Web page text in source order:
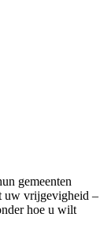
gemeenten
uw vrijgevigheid –
hoe u wilt